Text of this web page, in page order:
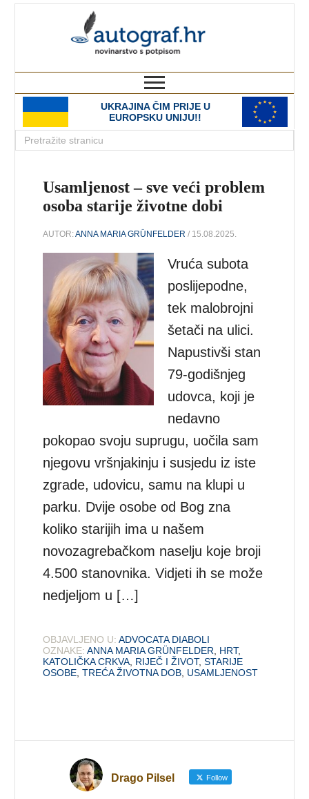
UKRAJINA ČIM PRIJE U
EUROPSKU UNIJU!!
Usamljenost – sve veći problem
osoba starije životne dobi
AUTOR:ANNA MARIA GRÜNFELDER / 15.08.2025.
Vruća subota
poslijepodne,
tek malobrojni
šetači na ulici.
Napustivši stan
79-godišnjeg
udovca, koji je
nedavno
pokopao svoju suprugu, uočila sam
njegovu vršnjakinju i susjedu iz iste
zgrade, udovicu, samu na klupi u
parku. Dvije osobe od Bog zna
koliko starijih ima u našem
novozagrebačkom naselju koje broji
4.500 stanovnika. Vidjeti ih se može
nedjeljom u […]
OBJAVLJENO U: ADVOCATA DIABOLI
OZNAKE: ANNA MARIA GRÜNFELDER HRT,
KATOLIČKA CRKVA RIJEČ I ŽIVOT,STARIJE
OSOBE ,TREĆA ŽIVOTNA DOB USAMLJENOST
Drago Pilsel Follow